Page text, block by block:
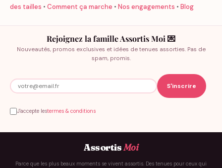
des tailles • Comment ça marche • Nos engagements • Blog
Rejoignez la famille Assortis Moi 💌
Nouveautés, promos exclusives et idées de tenues assorties. Pas de
spam, promis.
J'accepte lestermes & conditions
AssortisMoi
Parce que les plus beaux moments se vivent assortis. Des tenues pour ceux qui